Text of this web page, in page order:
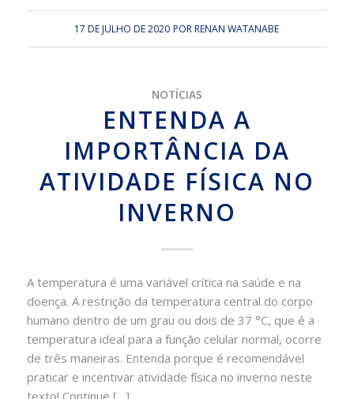
17 DE JULHO DE 2020 PORRENAN WATANABE
NOTÍCIAS
ENTENDA A
IMPORTÂNCIA DA
ATIVIDADE FÍSICA NO
INVERNO
A temperatura é uma variável crítica na saúde e na
doença. A restrição da temperatura central do corpo
humano dentro de um grau ou dois de 37 °C, que é a
temperatura ideal para a função celular normal, ocorre
de três maneiras. Entenda porque é recomendável
praticar e incentivar atividade física no inverno neste